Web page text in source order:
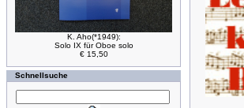
K. Aho(*1949):
Solo IX für Oboe solo
€ 15,50
Schnellsuche